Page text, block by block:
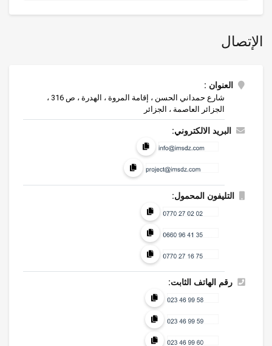
الإتصال
العنوان :
شارع حمداني الحسن ، إقامة المروة ، الهدرة ، ص 316 ،
الجزائر العاصمة ، الجزائر
البريد الالكتروني:
التليفون المحمول:
رقم الهاتف الثابت: